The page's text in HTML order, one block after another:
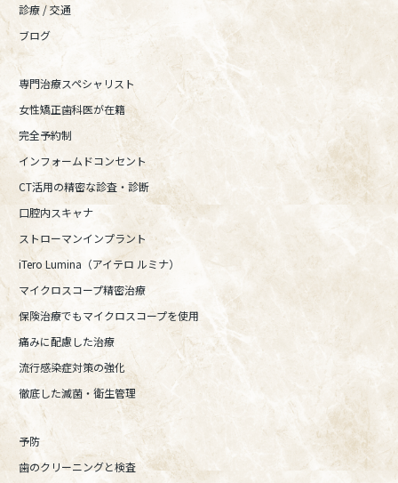
診療 / 交通
ブログ
専門治療スペシャリスト
女性矯正歯科医が在籍
完全予約制
インフォームドコンセント
CT活用の精密な診査・診断
口腔内スキャナ
ストローマンインプラント
iTero Lumina（アイテロ ルミナ）
マイクロスコープ精密治療
保険治療でもマイクロスコープを使用
痛みに配慮した治療
流行感染症対策の強化
徹底した滅菌・衛生管理
予防
歯のクリーニングと検査